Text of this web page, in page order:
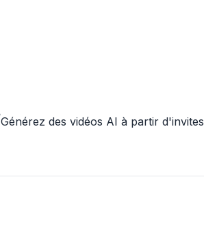
Générez des vidéos AI à partir d'invites